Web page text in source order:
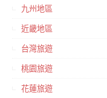
九州地區
近畿地區
台灣旅遊
桃園旅遊
花蓮旅遊